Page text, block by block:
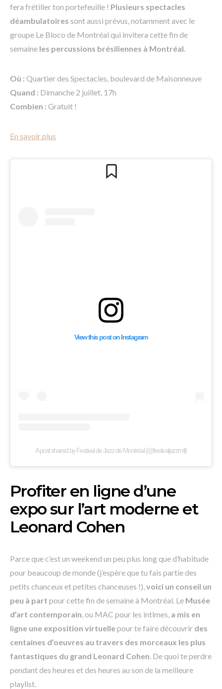
fera frétiller ton portefeuille ! Plusieurs spectacles
déambulatoires sont aussi prévus, notamment avec le
groupe Le Bloco de Montréal qui invitera cette fin de
semaine les percussions brésiliennes à Montréal.
Où : Quartier des Spectacles, boulevard de Maisonneuve
Quand : Dimanche 2 juillet, 17h
Combien : Gratuit !
En savoir plus
View this post on Instagram
A post shared by Festival de Jazz de Montréal (@festivaljazzmtl)
Profiter en ligne d’une
expo sur l’art moderne et
Leonard Cohen
Parce que c’est un weekend un peu plus long que d’habitude
pour beaucoup de monde (j’espère que tu fais partie des
petits chanceux et petites chanceuses !), voici un conseil un
peu à part pour cette fin de semaine à Montréal. Le Musée
d’art contemporain , ou MAC pour les intimes, a mis en
ligne une exposition virtuellepour te faire découvrir des
centaines d’oeuvres au travers des morceaux les plus
fantastiques du grand Leonard Cohen . De quoi te perdre
pendant des heures et des heures au son de la meilleure
playlist.